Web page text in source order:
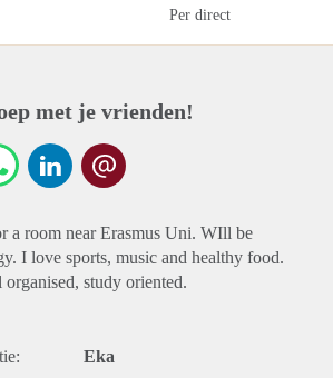
Per direct
met je vrienden!
a room near Erasmus Uni. WIll be
I love sports, music and healthy food.
study oriented.
Eka